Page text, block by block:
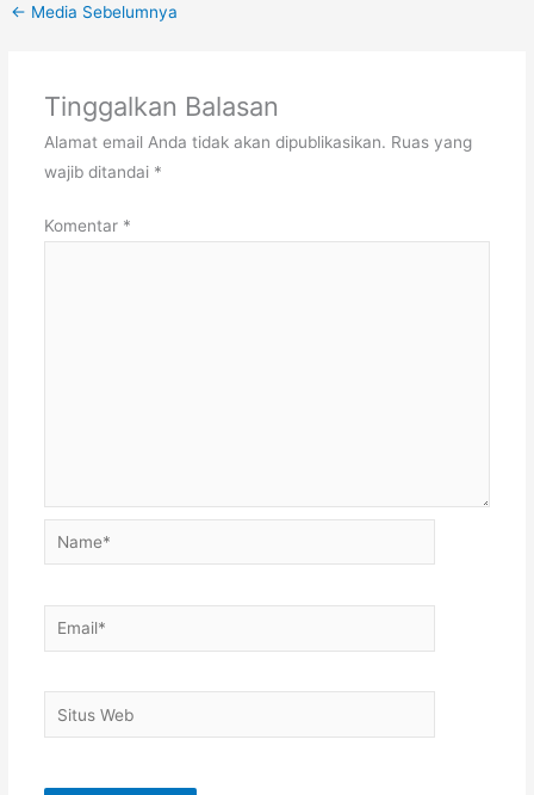
← Media Sebelumnya
Tinggalkan Balasan
Alamat email Anda tidak akan dipublikasikan. Ruas yang
wajib ditandai *
Komentar *
Name*
Email*
Situs
Web